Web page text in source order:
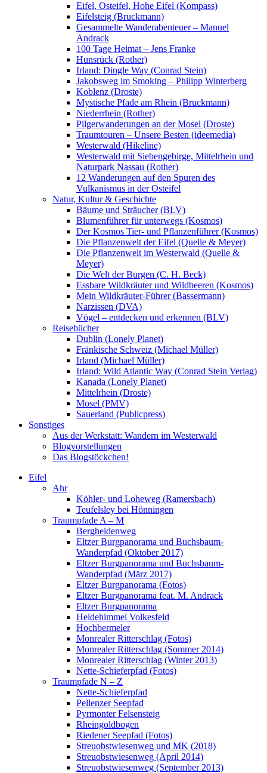
Eifel, Osteifel, Hohe Eifel (Kompass)
Eifelsteig (Bruckmann)
Gesammelte Wanderabenteuer – Manuel
Andrack
100 Tage Heimat – Jens Franke
Hunsrück (Rother)
Irland: Dingle Way (Conrad Stein)
Jakobsweg im Smoking – Philipp Winterberg
Koblenz (Droste)
Mystische Pfade am Rhein (Bruckmann)
Niederrhein (Rother)
Pilgerwanderungen an der Mosel (Droste)
Traumtouren – Unsere Besten (ideemedia)
Westerwald (Hikeline)
Westerwald mit Siebengebirge, Mittelrhein und
Naturpark Nassau (Rother)
12 Wanderungen auf den Spuren des
Vulkanismus in der Osteifel
Natur, Kultur & Geschichte
Bäume und Sträucher (BLV)
Blumenführer für unterwegs (Kosmos)
Der Kosmos Tier- und Pflanzenführer (Kosmos)
Die Pflanzenwelt der Eifel (Quelle & Meyer)
Die Pflanzenwelt im Westerwald (Quelle &
Meyer)
Die Welt der Burgen (C. H. Beck)
Essbare Wildkräuter und Wildbeeren (Kosmos)
Mein Wildkräuter-Führer (Bassermann)
Narzissen (DVA)
Vögel – entdecken und erkennen (BLV)
Reisebücher
Dublin (Lonely Planet)
Fränkische Schweiz (Michael Müller)
Irland (Michael Müller)
Irland: Wild Atlantic Way (Conrad Stein Verlag)
Kanada (Lonely Planet)
Mittelrhein (Droste)
Mosel (PMV)
Sauerland (Publicpress)
Sonstiges
Aus der Werkstatt: Wandern im Westerwald
Blogvorstellungen
Das Blogstöckchen!
Eifel
Ahr
Köhler- und Loheweg (Ramersbach)
Teufelsley bei Hönningen
Traumpfade A – M
Bergheidenweg
Eltzer Burgpanorama und Buchsbaum-
Wanderpfad (Oktober 2017)
Eltzer Burgpanorama und Buchsbaum-
Wanderpfad (März 2017)
Eltzer Burgpanorama (Fotos)
Eltzer Burgpanorama feat. M. Andrack
Eltzer Burgpanorama
Heidehimmel Volkesfeld
Hochbermeler
Monrealer Ritterschlag (Fotos)
Monrealer Ritterschlag (Sommer 2014)
Monrealer Ritterschlag (Winter 2013)
Nette-Schieferpfad (Fotos)
Traumpfade N – Z
Nette-Schieferpfad
Pellenzer Seepfad
Pyrmonter Felsensteig
Rheingoldbogen
Riedener Seepfad (Fotos)
Streuobstwiesenweg und MK (2018)
Streuobstwiesenweg (April 2014)
Streuobstwiesenweg (September 2013)